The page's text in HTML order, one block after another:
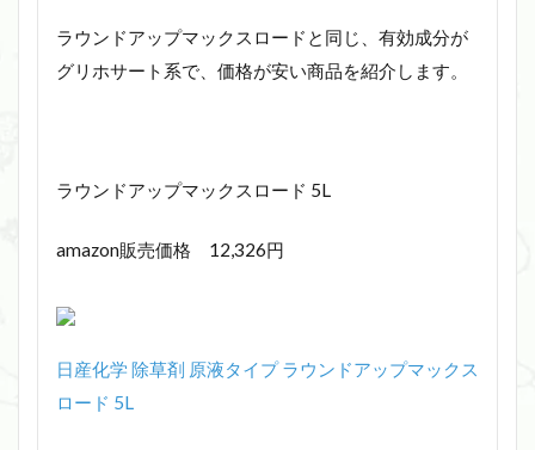
ラウンドアップマックスロードと同じ、有効成分が
グリホサート系で、価格が安い商品を紹介します。
ラウンドアップマックスロード 5L
amazon販売価格 12,326円
日産化学 除草剤 原液タイプ ラウンドアップマックス
ロード 5L